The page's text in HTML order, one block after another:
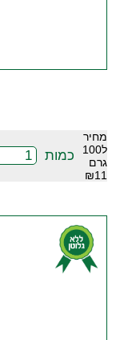
מחיר
ל100
גרם
₪11
כמות